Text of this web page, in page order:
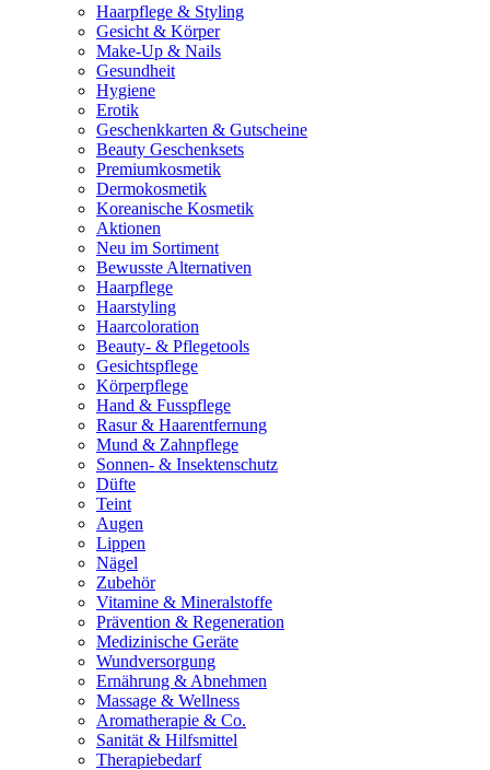
Haarpflege & Styling
Gesicht & Körper
Make-Up & Nails
Gesundheit
Hygiene
Erotik
Geschenkkarten & Gutscheine
Beauty Geschenksets
Premiumkosmetik
Dermokosmetik
Koreanische Kosmetik
Aktionen
Neu im Sortiment
Bewusste Alternativen
Haarpflege
Haarstyling
Haarcoloration
Beauty- & Pflegetools
Gesichtspflege
Körperpflege
Hand & Fusspflege
Rasur & Haarentfernung
Mund & Zahnpflege
Sonnen- & Insektenschutz
Düfte
Teint
Augen
Lippen
Nägel
Zubehör
Vitamine & Mineralstoffe
Prävention & Regeneration
Medizinische Geräte
Wundversorgung
Ernährung & Abnehmen
Massage & Wellness
Aromatherapie & Co.
Sanität & Hilfsmittel
Therapiebedarf